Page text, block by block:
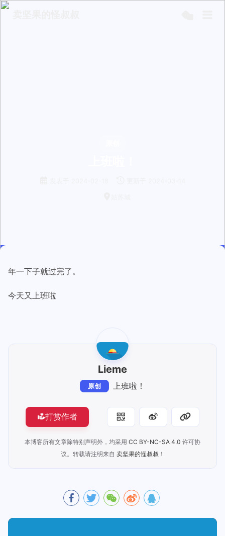
年一下子就过完了。
今天又上班啦
Lieme
原创 上班啦！
打赏作者
本博客所有文章除特别声明外，均采用 CC BY-NC-SA 4.0 许可协
议。转载请注明来自 卖坚果的怪叔叔 ！